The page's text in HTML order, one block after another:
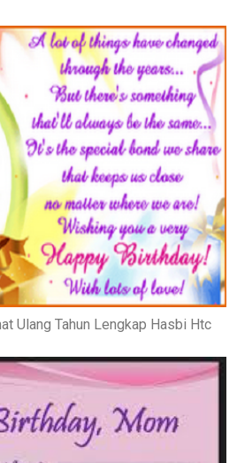
Ulang Tahun Lengkap Hasbi Htc